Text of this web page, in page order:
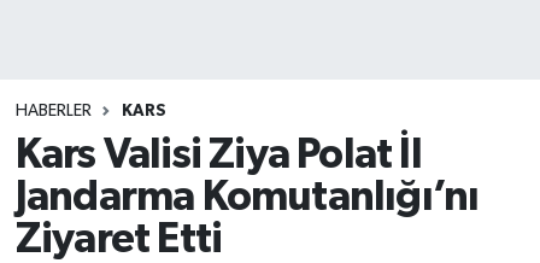
HABERLER KARS
Kars Valisi Ziya Polat İl
Jandarma Komutanlığı’nı
Ziyaret Etti
Son Dakika Haberleri
Haber Arşivi